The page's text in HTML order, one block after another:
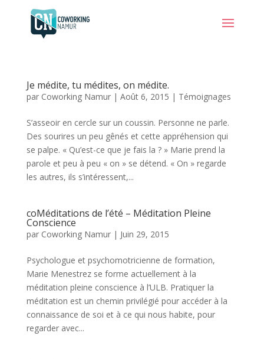
Je médite, tu médites, on médite.
par Coworking Namur| Août 6, 2015 | Témoignages
S’asseoir en cercle sur un coussin. Personne ne parle.
Des sourires un peu gênés et cette appréhension qui
se palpe. « Qu’est-ce que je fais la ? » Marie prend la
parole et peu à peu « on » se détend. « On » regarde
les autres, ils s’intéressent,...
coMéditations de l’été – Méditation Pleine
Conscience
par Coworking Namur| Juin 29, 2015
Psychologue et psychomotricienne de formation,
Marie Menestrez se forme actuellement à la
méditation pleine conscience à l’ULB. Pratiquer la
méditation est un chemin privilégié pour accéder à la
connaissance de soi et à ce qui nous habite, pour
regarder avec...